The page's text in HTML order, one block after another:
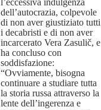
dell’autocrazia, colpevole
di non aver giustiziato tutti
i decabristi e di non aver
incarcerato Vera Zasulič, e
ha concluso con
soddisfazione:
“Ovviamente, bisogna
continuare a studiare tutta
la storia russa attraverso la
lente dell’ingerenza e